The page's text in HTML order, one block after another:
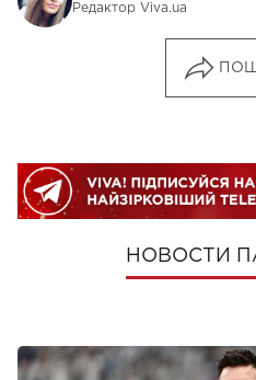
Редактор Viva.ua
НОВОСТИ